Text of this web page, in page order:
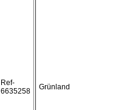
Ref-
6635258
Grünland